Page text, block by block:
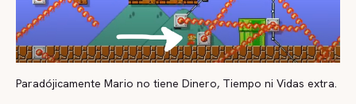
Paradójicamente Mario no tiene Dinero, Tiempo ni Vidas extra.